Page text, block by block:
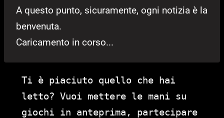
A questo punto, sicuramente, ogni notizia è la
benvenuta.
Caricamento in corso...
Ti è piaciuto quello che hai
letto? Vuoi mettere le mani su
giochi in anteprima, partecipare